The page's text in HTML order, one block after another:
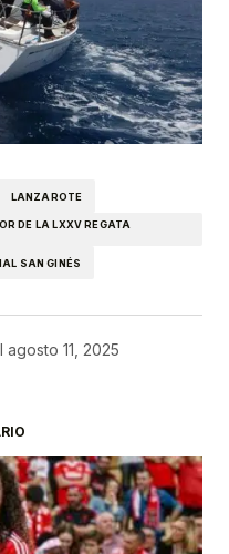
LANZAROTE
DE LA LXXV REGATA
SAN GINÉS
agosto 11, 2025